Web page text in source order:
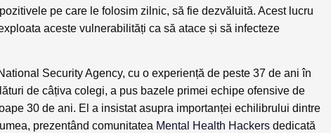
pe care le folosim zilnic, să fie dezvăluită. Acest lucru
aceste vulnerabilități ca să atace și să infecteze
Security Agency, cu o experiență de peste 37 de ani în
de câțiva colegi, a pus bazele primei echipe ofensive de
30 de ani. El a insistat asupra importanței echilibrului dintre
prezentând comunitatea Mental Health Hackers dedicată